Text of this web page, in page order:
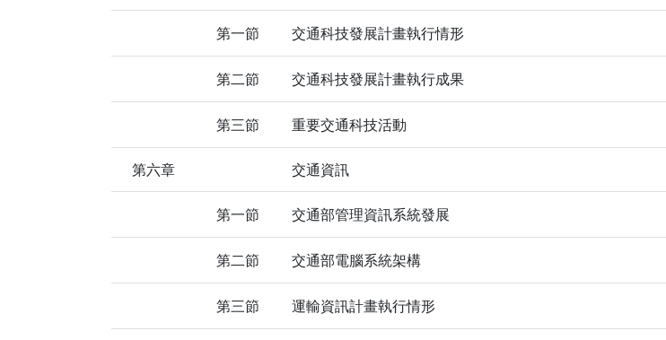
第一節 交通科技發展計畫執行情形
第二節 交通科技發展計畫執行成果
第三節 重要交通科技活動
第六章 交通資訊
第一節 交通部管理資訊系統發展
第二節 交通部電腦系統架構
第三節 運輸資訊計畫執行情形